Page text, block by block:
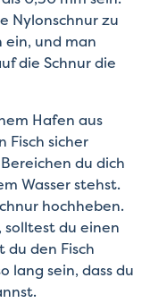
Nylonschnur zu
und man
die Schnur die
Hafen aus
Fisch sicher
du dich
Wasser stehst.
hochheben.
solltest du einen
du den Fisch
lang sein, dass du